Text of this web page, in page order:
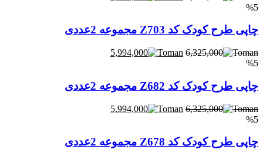
%5
چاپی طرح کودک کد Z703 مجموعه 2عددی
6,325,000
5,994,000
%5
چاپی طرح کودک کد Z682 مجموعه 2عددی
6,325,000
5,994,000
%5
چاپی طرح کودک کد Z678 مجموعه 2عددی